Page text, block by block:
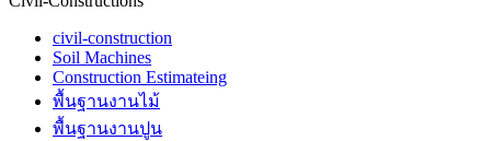
civil-construction
Soil Machines
Construction Estimateing
พื้นฐานงานไม้
พื้นฐานงานปูน